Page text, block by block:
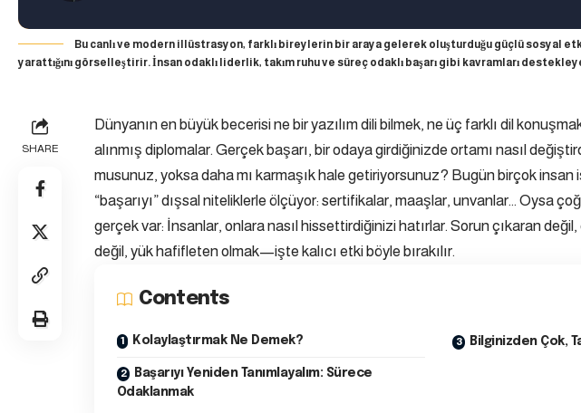
Bu canlı ve modern illüstrasyon, farklı bireylerin bir araya gelerek oluşturduğu güçlü
yarattığını görselleştirir. İnsan odaklı liderlik, takım ruhu ve süreç odaklı başarı gibi kavramları
SHARE
Dünyanın en büyük becerisi ne bir yazılım dili bilmek, ne üç farklı dil
alınmış diplomalar. Gerçek başarı, bir odaya girdiğinizde ortamı nasıl
musunuz, yoksa daha mı karmaşık hale getiriyorsunuz? Bugün birçok insan
“başarıyı” dışsal niteliklerle ölçüyor: sertifikalar, maaşlar, unvanlar… Oysa
gerçek var: İnsanlar, onlara nasıl hissettirdiğinizi hatırlar. Sorun çıkaran
değil, yük hafifleten olmak—işte kalıcı etki böyle bırakılır.
Contents
Kolaylaştırmak Ne Demek?
Başarıyı Yeniden Tanımlayalım: Sürece
Odaklanmak
Bilginizden Çok,